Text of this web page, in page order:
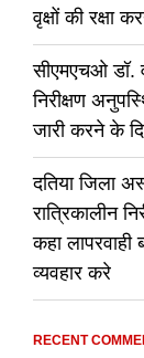
वृक्षों की रक्षा
सीएमएचओ डॉ.
निरीक्षण
जारी करने के
दतिया जिला
रात्रिकालीन
कहा लापरवाही
व्यवहार करे
RECENT